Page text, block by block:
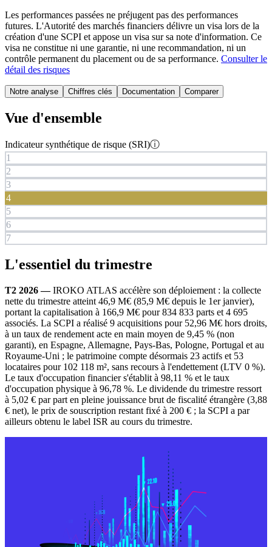
Les performances passées ne préjugent pas des performances
futures. L'Autorité des marchés financiers délivre un visa lors de la
création d'une SCPI et appose un visa sur sa note d'information. Ce
visa ne constitue ni une garantie, ni une recommandation, ni un
contrôle permanent du placement ou de sa performance. Consulter le
détail des risques
Notre analyse Chiffres clés Documentation Comparer
Vue d'ensemble
Indicateur synthétique de risque (SRI)ⓘ
1
2
3
4
5
6
7
L'essentiel du trimestre
T2 2026 —IROKO ATLAS accélère son déploiement : la collecte
nette du trimestre atteint 46,9 M€ (85,9 M€ depuis le 1er janvier),
portant la capitalisation à 166,9 M€ pour 834 833 parts et 4 695
associés. La SCPI a réalisé 9 acquisitions pour 52,96 M€ hors droits,
à un taux de rendement acte en main moyen de 9,45 % (non
garanti), en Espagne, Allemagne, Pays-Bas, Pologne, Portugal et au
Royaume-Uni ; le patrimoine compte désormais 23 actifs et 53
locataires pour 102 118 m², sans recours à l'endettement (LTV 0 %).
Le taux d'occupation financier s'établit à 98,11 % et le taux
d'occupation physique à 96,78 %. Le dividende du trimestre ressort
à 5,02 € par part en pleine jouissance brut de fiscalité étrangère (3,88
€ net), le prix de souscription restant fixé à 200 € ; la SCPI a par
ailleurs obtenu le label ISR au cours du trimestre.